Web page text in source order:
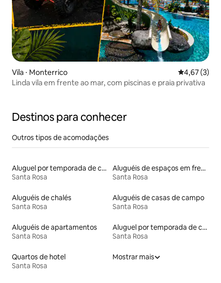
Vila ⋅ Monterrico 4,67 de
4,67 (3)
Linda vila em frente ao mar, com piscinas e praia privativa
Destinos para conhecer
Outros tipos de acomodações
Aluguel por temporada de casas de veraneio
Santa Rosa
Aluguéis de espaços em frente à praia
Santa Rosa
Aluguéis de chalés
Santa Rosa
Aluguéis de casas de campo
Santa Rosa
Aluguéis de apartamentos
Santa Rosa
Aluguel por temporada de casas de hóspedes
Santa Rosa
Quartos de hotel
Santa Rosa
Mostrar mais